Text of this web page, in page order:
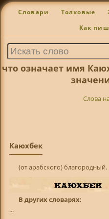
Словари Толковые
Как
что означает имя
Слова
Каюхбек
(от арабского) благородный.
В других словарях:
...